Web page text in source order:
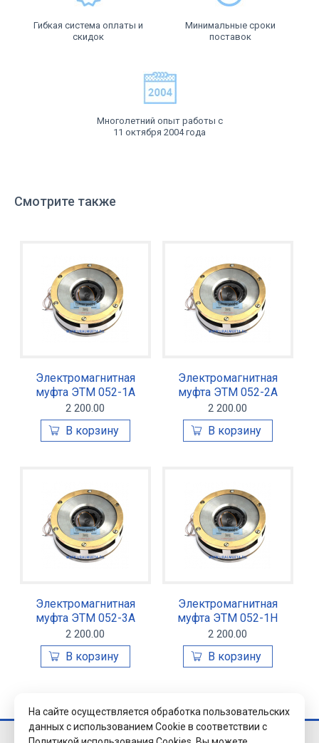
Гибкая система оплаты и
скидок
Минимальные сроки
поставок
Многолетний опыт работы с
11 октября 2004 года
Смотрите также
Электромагнитная
муфта ЭТМ 052-1А
2 200.00
Электромагнитная
муфта ЭТМ 052-2А
2 200.00
Электромагнитная
муфта ЭТМ 052-3А
2 200.00
Электромагнитная
муфта ЭТМ 052-1Н
2 200.00
На сайте осуществляется обработка пользовательских
данных с использованием Cookie в соответствии с